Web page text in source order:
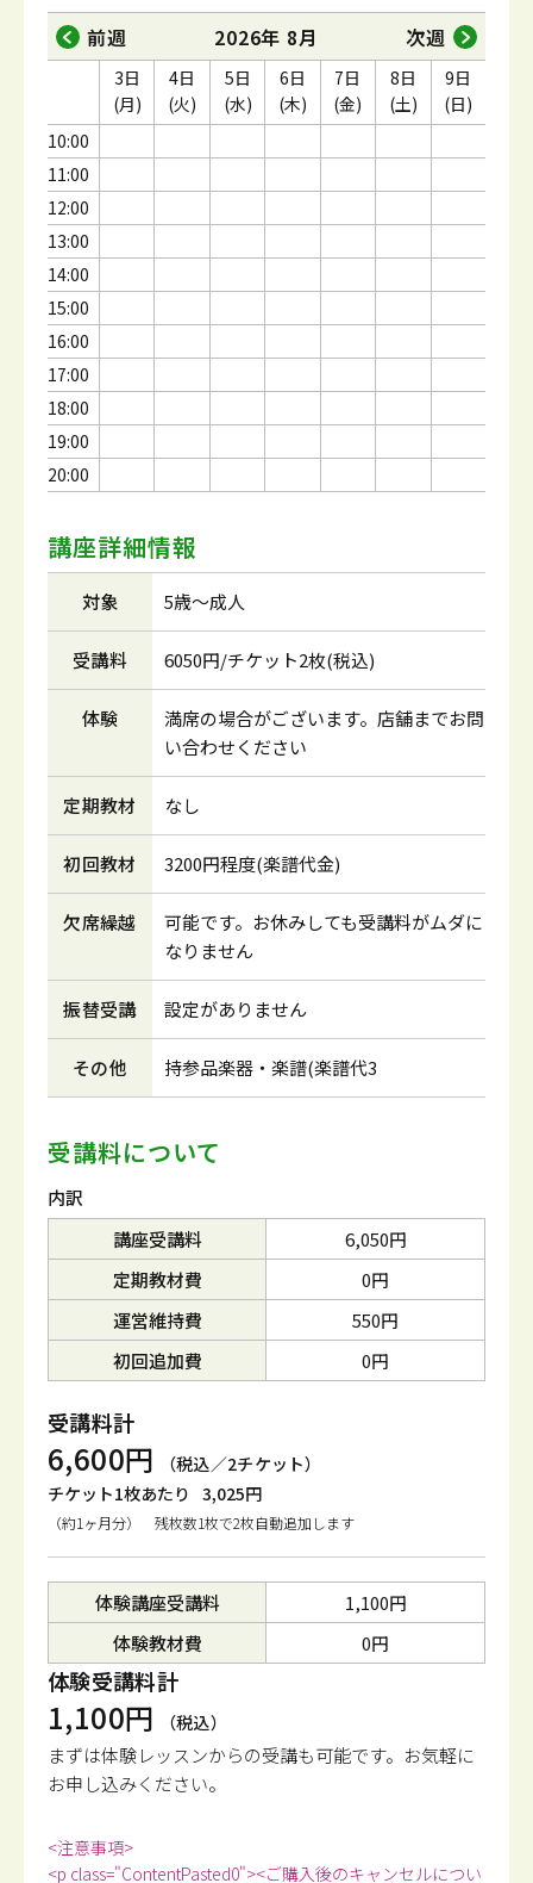
前週 2026年 8月 次週
10:00
11:00
12:00
13:00
14:00
15:00
16:00
17:00
18:00
19:00
20:00
3日
(月)
4日
(火)
5日
(水)
6日
(木)
7日
(金)
8日
(土)
9日
(日)
講座詳細情報
対象 5歳～成人
受講料 6050円/チケット2枚(税込)
体験
満席の場合がございます。店舗までお問
い合わせください
定期教材 なし
初回教材 3200円程度(楽譜代金)
欠席繰越
可能です。お休みしても受講料がムダに
なりません
振替受講 設定がありません
その他 持参品楽器・楽譜(楽譜代3
受講料について
内訳
講座受講料
6,050円
定期教材費
0円
運営維持費
550円
初回追加費
0円
受講料計
6,600円
（税込／2チケット）
チケット1枚あたり 3,025円
（約1ヶ月分） 残枚数1枚で2枚自動追加します
体験講座受講料
1,100円
体験教材費
0円
体験受講料計
1,100円 （税込）
まずは体験レッスンからの受講も可能です。 お気軽に
お申し込みください。
<注意事項>
<p class="ContentPasted0"><ご購入後のキャンセルについ